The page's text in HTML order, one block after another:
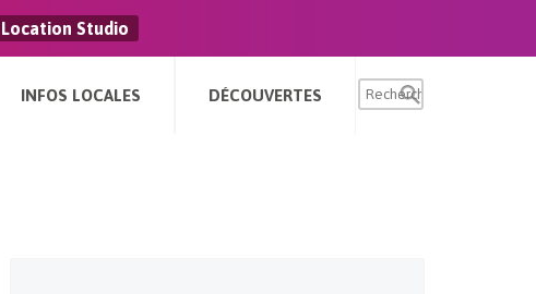
Location Studio
INFOS LOCALES DÉCOUVERTES